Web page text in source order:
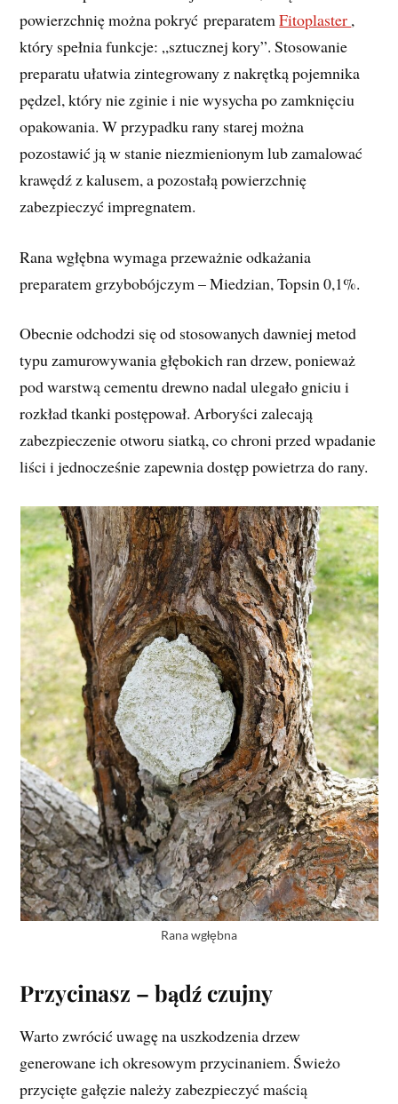
powierzchnię można pokryć preparatemFitoplaster ,
który spełnia funkcje: „sztucznej kory”. Stosowanie
preparatu ułatwia zintegrowany z nakrętką pojemnika
pędzel, który nie zginie i nie wysycha po zamknięciu
opakowania. W przypadku rany starej można
pozostawić ją w stanie niezmienionym lub zamalować
krawędź z kalusem, a pozostałą powierzchnię
zabezpieczyć impregnatem.
Rana wgłębna wymaga przeważnie odkażania
preparatem grzybobójczym – Miedzian, Topsin 0,1%.
Obecnie odchodzi się od stosowanych dawniej metod
typu zamurowywania głębokich ran drzew, ponieważ
pod warstwą cementu drewno nadal ulegało gniciu i
rozkład tkanki postępował. Arboryści zalecają
zabezpieczenie otworu siatką, co chroni przed wpadanie
liści i jednocześnie zapewnia dostęp powietrza do rany.
Rana wgłębna
Przycinasz – bądź czujny
Warto zwrócić uwagę na uszkodzenia drzew
generowane ich okresowym przycinaniem. Świeżo
przycięte gałęzie należy zabezpieczyć maścią